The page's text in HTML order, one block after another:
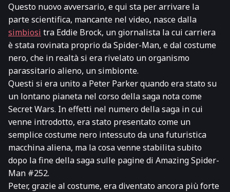
Questo nuovo avversario, e qui sta per arrivare la
parte scientifica, mancante nel video, nasce dalla
simbiosi tra Eddie Brock, un giornalista la cui carriera
è stata rovinata proprio da Spider-Man, e dal costume
nero, che in realtà si era rivelato un organismo
parassitario alieno, unsimbionte.
Questi si era unito a Peter Parker quando era stato su
un lontano pianeta nel corso della saga nota come
Secret Wars. In effetti nel numero della saga in cui
venne introdotto, era stato presentato come un
semplice costume nero intessuto da una futuristica
macchina aliena, ma la cosa venne stabilita subito
dopo la fine della saga sulle pagine di Amazing Spider-
Man #252.
Peter, grazie al costume, era diventato ancora più forte